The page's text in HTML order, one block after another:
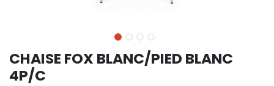
CHAISE FOX BLANC/PIED BLANC
4P/C